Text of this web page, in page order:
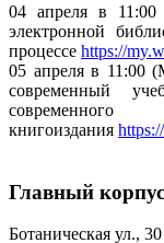
04 апреля в
электронной
процессе https://
05 апреля в 11:00
современный
книгоиздания
Главный корпус
Ботаническая ул., 30